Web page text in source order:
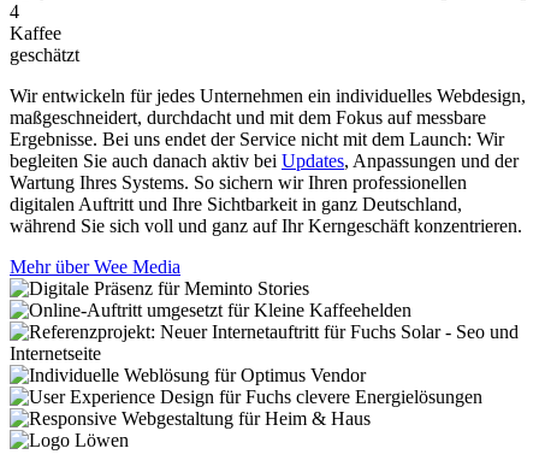
4
Kaffee
geschätzt
Wir entwickeln für jedes Unternehmen ein individuelles Webdesign,
maß­ge­schnei­dert, durchdacht und mit dem Fokus auf messbare
Ergebnisse. Bei uns endet der Service nicht mit dem Launch: Wir
begleiten Sie auch danach aktiv bei Updates, Anpassungen und der
Wartung Ihres Systems. So sichern wir Ihren professionellen
digitalen Auftritt und Ihre Sichtbarkeit in ganz Deutschland,
während Sie sich voll und ganz auf Ihr Kerngeschäft konzentrieren.
Mehr über Wee Media